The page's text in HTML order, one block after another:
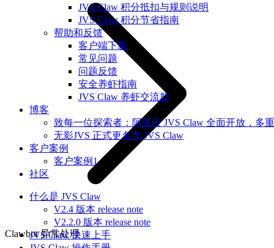
JVS Claw 积分抵扣与规则说明
JVS Claw 积分节省指南
帮助和反馈
客户端下载
常见问题
问题反馈
安全养虾指南
JVS Claw 养虾交流群
博客
致每一位探索者：阿里云 JVS Claw 全面开放，多
无影JVS 正式更名为 JVS Claw
客户案例
客户案例1
社区
什么是 JVS Claw
V2.4 版本 release note
V2.2.0 版本 release note
JVS Claw 快速上手
Clawbot 异常处理